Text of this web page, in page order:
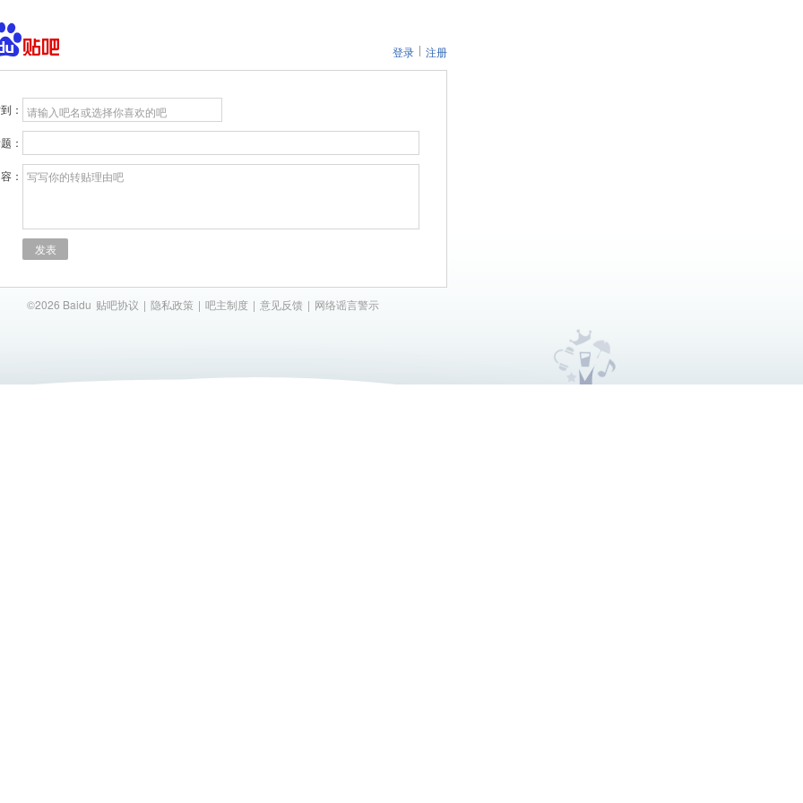
登录 注册
： 请输入吧名或选择你喜欢的吧
：
： 写写你的转贴理由吧
发表
©2026 Baidu 贴吧协议 | 隐私政策 | 吧主制度 | 意见反馈 | 网络谣言警示